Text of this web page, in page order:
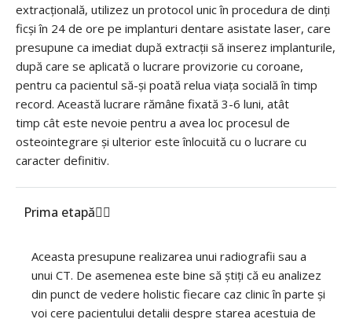
extracțională, utilizez un protocol unic în procedura de dinți
ficși în 24 de ore pe implanturi dentare asistate laser, care
presupune ca imediat după extracții să inserez implanturile,
după care se aplicată o lucrare provizorie cu coroane,
pentru ca pacientul să-și poată relua viața socială în timp
record. Această lucrare rămâne fixată 3-6 luni, atât
timp cât este nevoie pentru a avea loc procesul de
osteointegrare și ulterior este înlocuită cu o lucrare cu
caracter definitiv.
Prima etapă
Aceasta presupune realizarea unui radiografii sau a
unui CT. De asemenea este bine să știți că eu analizez
din punct de vedere holistic fiecare caz clinic în parte și
voi cere pacientului detalii despre starea acestuia de